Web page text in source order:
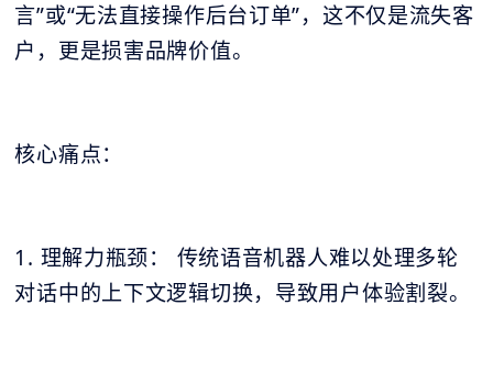
言”或“无法直接操作后台订单”，这不仅是流失客
户，更是损害品牌价值。
核心痛点：
1. 理解力瓶颈： 传统语音机器人难以处理多轮
对话中的上下文逻辑切换，导致用户体验割裂。